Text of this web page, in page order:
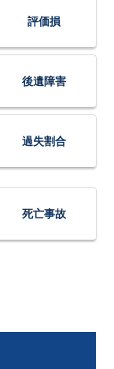
評価損
後遺障害
過失割合
死亡事故